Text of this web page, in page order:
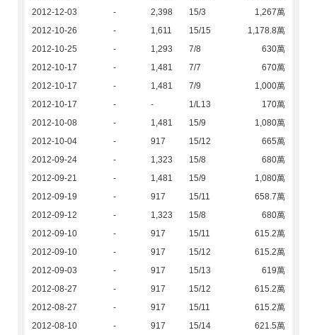
2012-12-03
- 2,398 15/3
1,267萬
2012-10-26
- 1,611 15/15
1,178.8萬
2012-10-25
- 1,293 7/8
630萬
2012-10-17
- 1,481 7/7
670萬
2012-10-17
- 1,481 7/9
1,000萬
2012-10-17
- - 1/L13
170萬
2012-10-08
- 1,481 15/9
1,080萬
2012-10-04
- 917 15/12
665萬
2012-09-24
- 1,323 15/8
680萬
2012-09-21
- 1,481 15/9
1,080萬
2012-09-19
- 917 15/11
658.7萬
2012-09-12
- 1,323 15/8
680萬
2012-09-10
- 917 15/11
615.2萬
2012-09-10
- 917 15/12
615.2萬
2012-09-03
- 917 15/13
619萬
2012-08-27
- 917 15/12
615.2萬
2012-08-27
- 917 15/11
615.2萬
2012-08-10
- 917 15/14
621.5萬